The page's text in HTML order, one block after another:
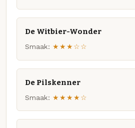
De Witbier-Wonder
Smaak: ★★★☆☆
De Pilskenner
Smaak: ★★★★☆